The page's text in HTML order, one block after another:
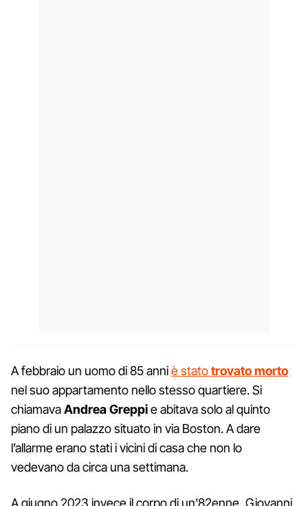
A febbraio un uomo di 85 anniè statotrovatomorto
nel suo appartamento nello stesso quartiere. Si
chiamavaAndrea Greppie abitava solo al quinto
piano di un palazzo situato in via Boston. A dare
l’allarme erano stati i vicini di casa che non lo
vedevano da circa una settimana.
A giugno 2023 invece il corpo di un'82enne, Giovanni